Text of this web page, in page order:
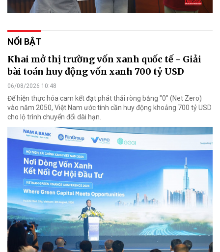
NỔI BẬT
Khai mở thị trường vốn xanh quốc tế - Giải
bài toán huy động vốn xanh 700 tỷ USD
06/08/2026 10:48
Để hiện thực hóa cam kết đạt phát thải ròng bằng "0" (Net Zero)
vào năm 2050, Việt Nam ước tính cần huy động khoảng 700 tỷ USD
cho lộ trình chuyển đổi dài hạn.